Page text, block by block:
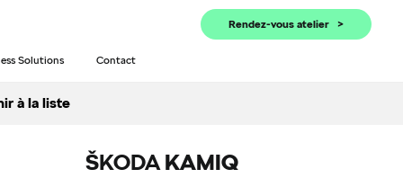
Rendez-vous atelier
Solutions Contact
à la liste
ŠKODAKAMIQ